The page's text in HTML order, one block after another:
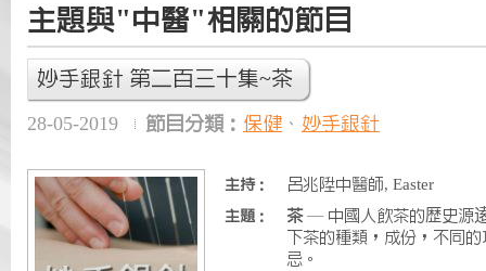
主題與"中醫"相關的節目
妙手銀針 第二百三十集~茶
28-05-2019 節目分類： 保健 、 妙手銀針
主持： 呂兆陞中醫師, Easter
主題： 茶— 中國人飲茶的歴史源
下茶的種類，成份，不同
忌。